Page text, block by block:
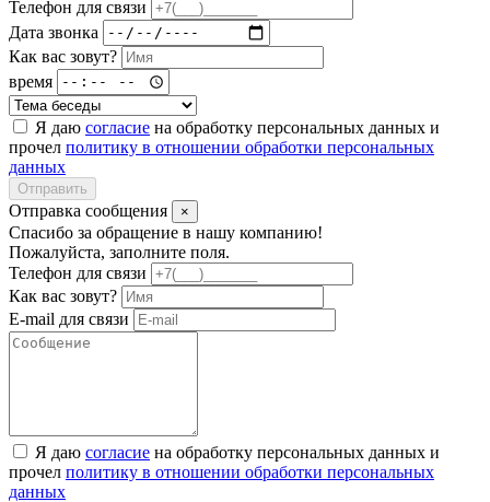
Телефон для связи
Дата звонка
Как вас зовут?
время
Я даю согласие на обработку персональных данных и
прочел политику в отношении обработки персональных
данных
Отправить
Отправка сообщения ×
Спасибо за обращение в нашу компанию!
Пожалуйста, заполните поля.
Телефон для связи
Как вас зовут?
E-mail для связи
Я даю согласие на обработку персональных данных и
прочел политику в отношении обработки персональных
данных